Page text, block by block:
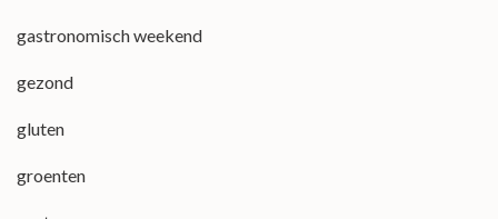
gastronomisch weekend
gezond
gluten
groenten